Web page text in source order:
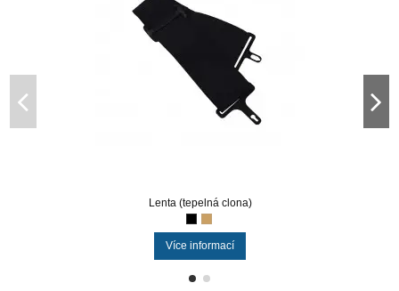
Lenta (tepelná clona)
Více informací